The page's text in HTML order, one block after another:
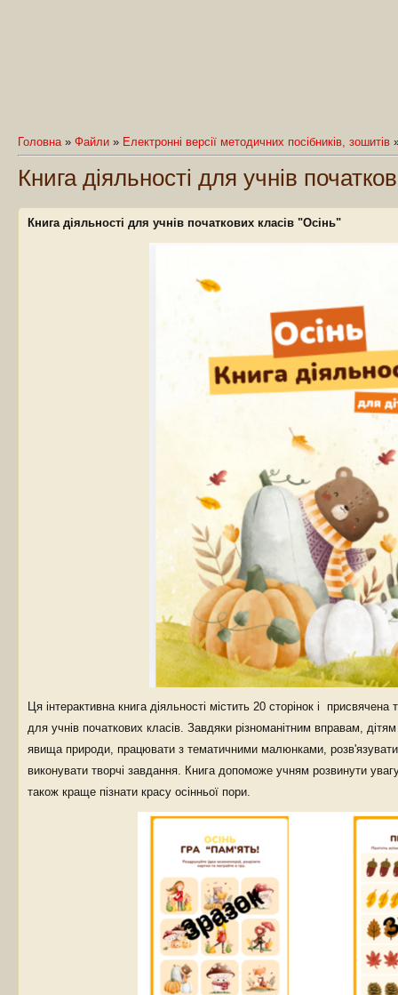
Головна» Файли » Електронні версії методичних посібників, зошитів
Книга діяльності для учнів
Книга діяльності для учнів початкових класів "Осінь"
Ця інтерактивна книга діяльності містить 20 сторінок і присвячена
для учнів початкових класів. Завдяки різноманітним вправам,
явища природи, працювати з тематичними малюнками,
виконувати творчі завдання. Книга допоможе учням розвинути
також краще пізнати красу осінньої пори.